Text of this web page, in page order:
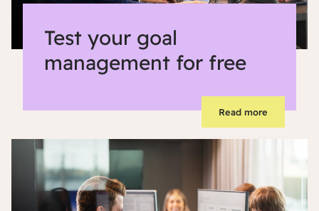
Test your goal
management for free
Read more